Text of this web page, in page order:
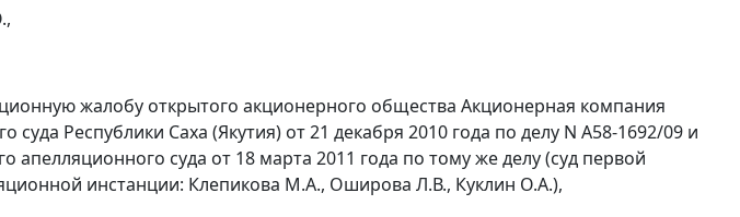
жалобу открытого акционерного общества Акционерная компания
Республики Саха (Якутия) от 21 декабря 2010 года по делу N А58-1692/09 и
апелляционного суда от 18 марта 2011 года по тому же делу (суд первой
инстанции: Клепикова М.А., Оширова Л.В., Куклин О.А.),